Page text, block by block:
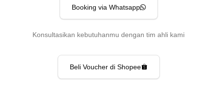
Booking via Whatsapp
Konsultasikan kebutuhanmu dengan tim ahli kami
Beli Voucher di Shopee